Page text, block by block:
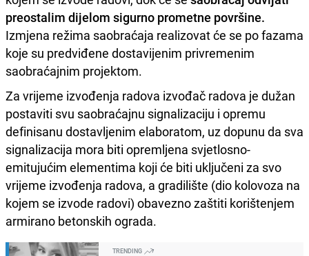
preostalim dijelom sigurno prometne površine.
Izmjena režima saobraćaja realizovat će se po fazama
koje su predviđene dostavijenim privremenim
saobraćajnim projektom.
Za vrijeme izvođenja radova izvođač radova je dužan
postaviti svu saobraćajnu signalizaciju i opremu
definisanu dostavljenim elaboratom, uz dopunu da sva
signalizacija mora biti opremljena svjetlosno-
emitujućim elementima koji će biti uključeni za svo
vrijeme izvođenja radova, a gradilište (dio kolovoza na
kojem se izvode radovi) obavezno zaštiti korištenjem
armirano betonskih ograda.
TRENDING